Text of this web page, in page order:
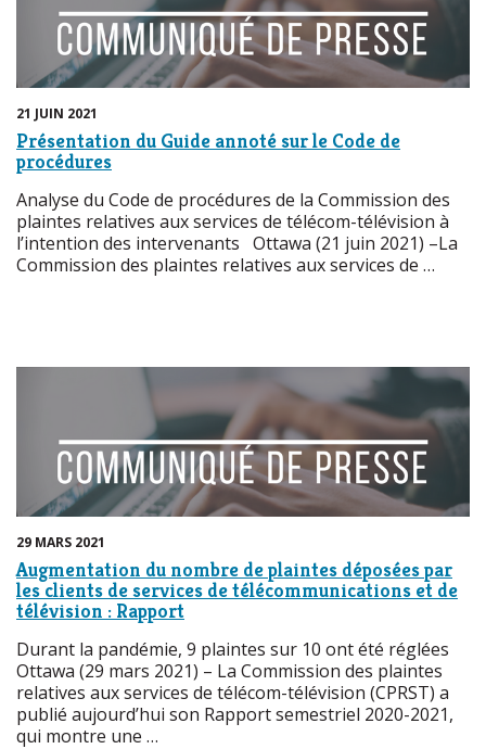
21 JUIN 2021
Présentation du Guide annoté sur le Code de
procédures
Analyse du Code de procédures de la Commission des
plaintes relatives aux services de télécom-télévision à
l’intention des intervenants Ottawa (21 juin 2021) –La
Commission des plaintes relatives aux services de …
29 MARS 2021
Augmentation du nombre de plaintes déposées par
les clients de services de télécommunications et de
télévision : Rapport
Durant la pandémie, 9 plaintes sur 10 ont été réglées
Ottawa (29 mars 2021) – La Commission des plaintes
relatives aux services de télécom-télévision (CPRST) a
publié aujourd’hui son Rapport semestriel 2020-2021,
qui montre une …